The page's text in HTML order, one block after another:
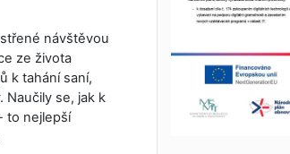
návštěvou
ze života
k tahání saní,
Naučily se, jak k
to nejlepší